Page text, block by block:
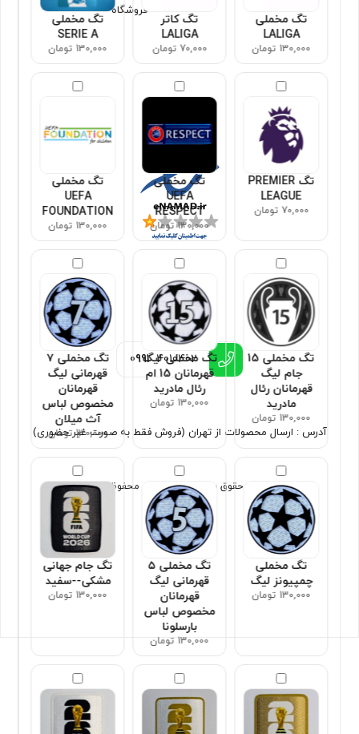
تگ مخملی
LALIGA
130,000 تومان
تگ کاتر
LALIGA
70,000 تومان
تگ مخملی
SERIE A
130,000 تومان
تگ PREMIER
LEAGUE
70,000 تومان
تگ مخملی
UEFA
RESPECT
130,000 تومان
تگ مخملی
UEFA
FOUNDATION
130,000 تومان
تگ مخملی 15
جام لیگ
قهرمانان رئال
مادرید
130,000 تومان
تگ مخملی لیگ
قهرمانان 15 ام
رئال مادرید
130,000 تومان
تگ مخملی ۷
قهرمانی لیگ
قهرمانان
مخصوص لباس
آث میلان
130,000 تومان
تگ مخملی
چمپیونز لیگ
130,000 تومان
تگ مخملی ۵
قهرمانی لیگ
قهرمانان
مخصوص لباس
بارسلونا
130,000 تومان
تگ جام جهانی
مشکی--سفید
130,000 تومان
فروشگاه
مجوزها
اطلاعات تماس
0991 4010402
آدرس : ارسال محصولات از تهران (فروش فقط به صورت غیر حضوری)
تمامی حقوق برای سون اسپورت محفوظ است